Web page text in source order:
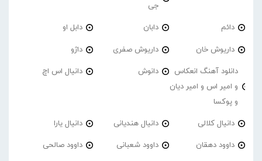
جی
دائم دابان دابل او
داریوش خان داریوش صفری داژو
دانلود آهنگ انعکاس
و امیر اس و امیر دیان
و پوکسا
دانوش دانیال اس اچ
دانیال کلالی دانیال هندیانی دانیال یارا
داوود دهقان داوود شعبانی داوود صالحی